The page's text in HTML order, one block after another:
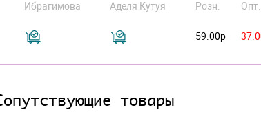
Ибрагимова Аделя Кутуя Розн. Опт.
59.00р
товары